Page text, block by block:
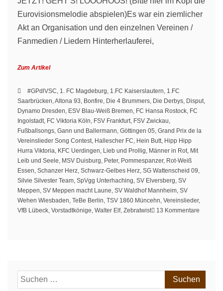
Eurovisionsmelodie abspielen)Es war ein ziemlicher
Akt an Organisation und den einzelnen Vereinen /
Fanmedien / Liedern Hinterherlauferei,
Zum Artikel
#GPdlVSC, 1. FC Magdeburg, 1.FC Kaiserslautern, 1.FC
Saarbrücken,Altona 93, Bonfire, Die 4 Brummers, Die Derbys, Disput,
Dynamo Dresden, ESV Blau-Weiß Bremen, FC Hansa Rostock, FC
Ingolstadt, FC Viktoria Köln, FSV Frankfurt, FSV Zwickau,
Fußballsongs, Gann und Ballermann, Göttingen 05, Grand Prix de la
Vereinslieder Song Contest, Hallescher FC, Hein Butt, Hipp Hipp
Hurra Viktoria, KFC Uerdingen, Lieb und Prollig, Männer in Rot, Mit
Leib und Seele, MSV Duisburg, Peter, Pommespanzer, Rot-Weiß
Essen, Schanzer Herz, Schwarz-Gelbes Herz, SG Wattenscheid 09,
Silvie Silvester Team, SpVgg Unterhaching, SV Elversberg, SV
Meppen, SV Meppen macht Laune, SV Waldhof Mannheim, SV
Wehen Wiesbaden, TeBe Berlin, TSV 1860 Müncehn, Vereinslieder,
VfB Lübeck, Vorstadtkönige, Walter Elf, Zebratwist 13 Kommentare
Guests
Suchen